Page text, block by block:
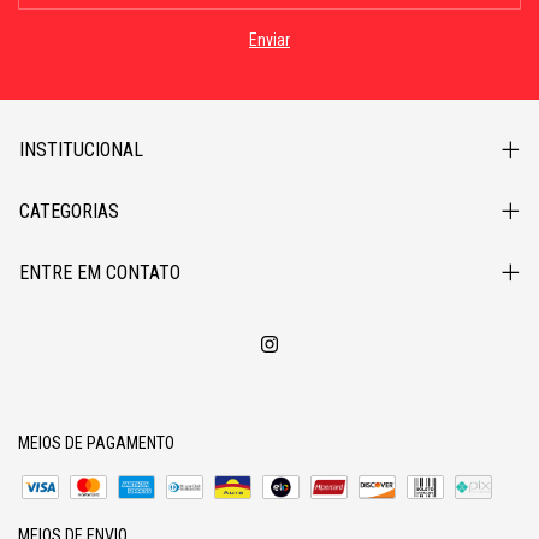
INSTITUCIONAL
CATEGORIAS
ENTRE EM CONTATO
MEIOS DE PAGAMENTO